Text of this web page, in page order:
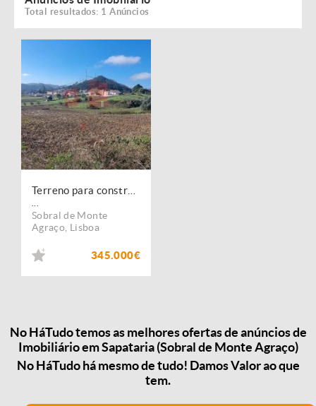
Total resultados: 1 Anúncios
Sobral de Monte
Agraço Lisboa
345.000€
No HáTudo temos as melhores ofertas de anúncios de
Imobiliário em Sapataria (Sobral de Monte Agraço)
No HáTudo há mesmo de tudo! Damos Valor ao que
tem.